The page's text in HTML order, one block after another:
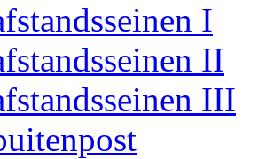
I
II
III